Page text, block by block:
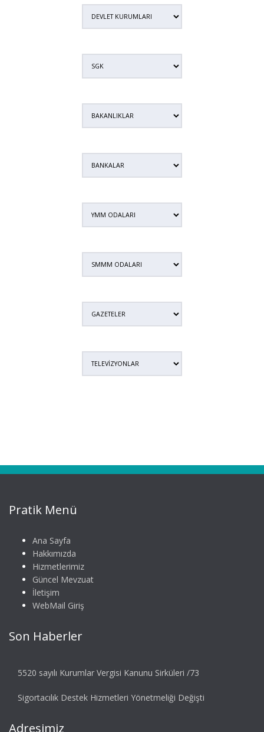
Pratik Menü
Ana Sayfa
Hakkımızda
Hizmetlerimiz
Güncel Mevzuat
İletişim
WebMail Giriş
Son Haberler
5520 sayılı Kurumlar Vergisi Kanunu Sirküleri /73
Sigortacılık Destek Hizmetleri Yönetmeliği Değişti
Adresimiz